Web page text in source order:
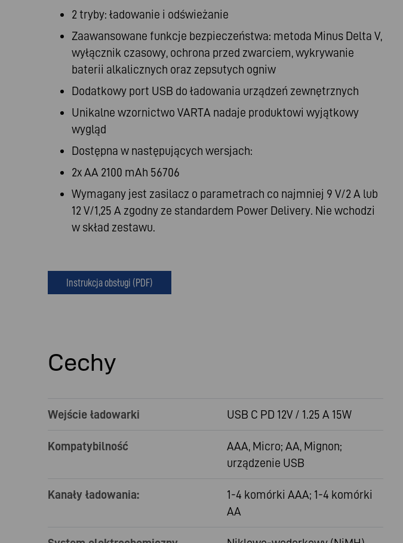
2 tryby: ładowanie i odświeżanie
Zaawansowane funkcje bezpieczeństwa: metoda Minus Delta V,
wyłącznik czasowy, ochrona przed zwarciem, wykrywanie
baterii alkalicznych oraz zepsutych ogniw
Dodatkowy port USB do ładowania urządzeń zewnętrznych
Unikalne wzornictwo VARTA nadaje produktowi wyjątkowy
wygląd
Dostępna w następujących wersjach:
2x AA 2100 mAh 56706
Wymagany jest zasilacz o parametrach co najmniej 9 V/2 A lub
12 V/1,25 A zgodny ze standardem Power Delivery. Nie wchodzi
w skład zestawu.
Instrukcja obsługi (PDF)
Cechy
Wejście ładowarki USB C PD 12V / 1.25 A 15W
Kompatybilność
AAA, Micro; AA, Mignon;
urządzenie USB
Kanały ładowania:
1-4 komórki AAA; 1-4 komórki
AA